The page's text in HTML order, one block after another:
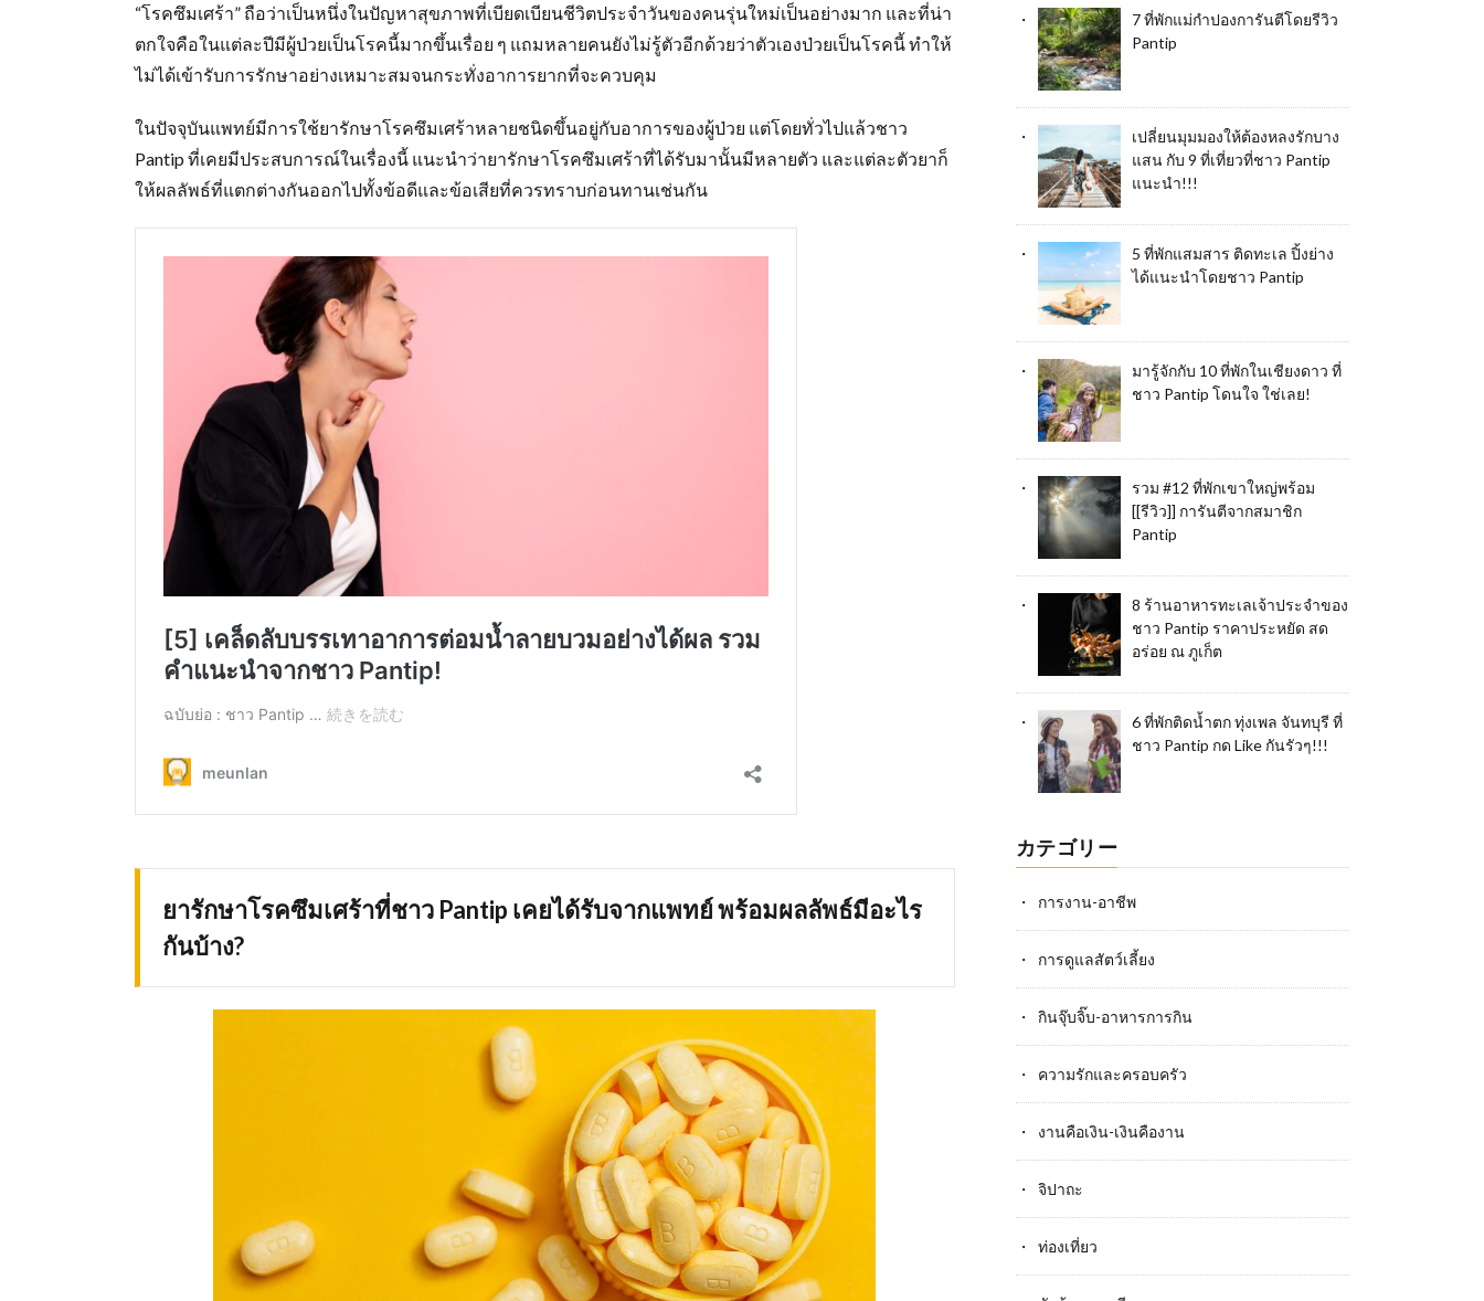
“โรคซึมเศร้า” ถือว่าเป็นหนึ่งในปัญหาสุขภาพที่เบียดเบียนชีวิตประจำวันของคนรุ่นใหม่เป็นอย่างมาก และที่น่า
ตกใจคือในแต่ละปีมีผู้ป่วยเป็นโรคนี้มากขึ้นเรื่อย ๆ แถมหลายคนยังไม่รู้ตัวอีกด้วยว่าตัวเองป่วยเป็นโรคนี้ ทำให้
ไม่ได้เข้ารับการรักษาอย่างเหมาะสมจนกระทั่งอาการยากที่จะควบคุม
ในปัจจุบันแพทย์มีการใช้ยารักษาโรคซึมเศร้าหลายชนิดขึ้นอยู่กับอาการของผู้ป่วย แต่โดยทั่วไปแล้วชาว
Pantip ที่เคยมีประสบการณ์ในเรื่องนี้ แนะนำว่ายารักษาโรคซึมเศร้าที่ได้รับมานั้นมีหลายตัว และแต่ละตัวยาก็
ให้ผลลัพธ์ที่แตกต่างกันออกไปทั้งข้อดีและข้อเสียที่ควรทราบก่อนทานเช่นกัน
ยารักษาโรคซึมเศร้าที่ชาว Pantip เคยได้รับจากแพทย์ พร้อมผลลัพธ์มีอะไร
กันบ้าง?
7 ที่พักแม่กำปองการันตีโดยรีวิว
Pantip
เปลี่ยนมุมมองให้ต้องหลงรักบาง
แสน กับ 9 ที่เที่ยวที่ชาว Pantip
แนะนำ!!!
5 ที่พักแสมสาร ติดทะเล ปิ้งย่าง
ได้แนะนำโดยชาว Pantip
มารู้จักกับ 10 ที่พักในเชียงดาว ที่
ชาว Pantip โดนใจ ใช่เลย!
รวม #12 ที่พักเขาใหญ่พร้อม
[[รีวิว]] การันตีจากสมาชิก
Pantip
8 ร้านอาหารทะเลเจ้าประจำของ
ชาว Pantip ราคาประหยัด สด
อร่อย ณ ภูเก็ต
6 ที่พักติดน้ำตก ทุ่งเพล จันทบุรี ที่
ชาว Pantip กด Like กันรัวๆ!!!
カテゴリー
การงาน-อาชีพ
การดูแลสัตว์เลี้ยง
กินจุ๊บจิ๊บ-อาหารการกิน
ความรักและครอบครัว
งานคือเงิน-เงินคืองาน
จิปาถะ
ท่องเที่ยว